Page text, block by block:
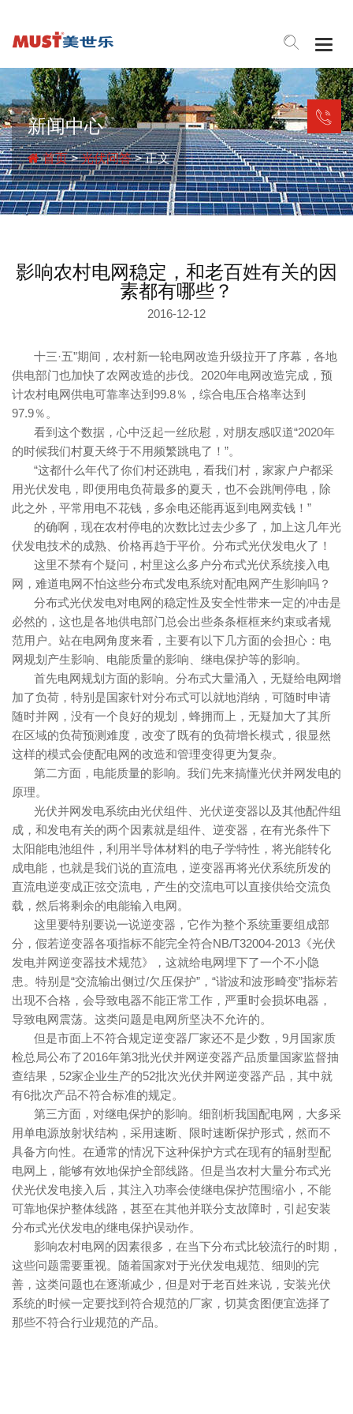
新闻中心
首页>光伏问答> 正文
影响农村电网稳定，和老百姓有关的因
素都有哪些？
2016-12-12
十三·五”期间，农村新一轮电网改造升级拉开了序幕，各地
供电部门也加快了农网改造的步伐。2020年电网改造完成，预
计农村电网供电可靠率达到99.8％，综合电压合格率达到
97.9％。
看到这个数据，心中泛起一丝欣慰，对朋友感叹道“2020年
的时候我们村夏天终于不用频繁跳电了！”。
“这都什么年代了你们村还跳电，看我们村，家家户户都采
用光伏发电，即便用电负荷最多的夏天，也不会跳闸停电，除
此之外，平常用电不花钱，多余电还能再返到电网卖钱！”
的确啊，现在农村停电的次数比过去少多了，加上这几年光
伏发电技术的成熟、价格再趋于平价。分布式光伏发电火了！
这里不禁有个疑问，村里这么多户分布式光伏系统接入电
网，难道电网不怕这些分布式发电系统对配电网产生影响吗？
分布式光伏发电对电网的稳定性及安全性带来一定的冲击是
必然的，这也是各地供电部门总会出些条条框框来约束或者规
范用户。站在电网角度来看，主要有以下几方面的会担心：电
网规划产生影响、电能质量的影响、继电保护等的影响。
首先电网规划方面的影响。分布式大量涌入，无疑给电网增
加了负荷，特别是国家针对分布式可以就地消纳，可随时申请
随时并网，没有一个良好的规划，蜂拥而上，无疑加大了其所
在区域的负荷预测难度，改变了既有的负荷增长模式，很显然
这样的模式会使配电网的改造和管理变得更为复杂。
第二方面，电能质量的影响。我们先来搞懂光伏并网发电的
原理。
光伏并网发电系统由光伏组件、光伏逆变器以及其他配件组
成，和发电有关的两个因素就是组件、逆变器，在有光条件下
太阳能电池组件，利用半导体材料的电子学特性，将光能转化
成电能，也就是我们说的直流电，逆变器再将光伏系统所发的
直流电逆变成正弦交流电，产生的交流电可以直接供给交流负
载，然后将剩余的电能输入电网。
这里要特别要说一说逆变器，它作为整个系统重要组成部
分，假若逆变器各项指标不能完全符合NB/T32004-2013《光伏
发电并网逆变器技术规范》，这就给电网埋下了一个不小隐
患。特别是“交流输出侧过/欠压保护”，“谐波和波形畸变”指标若
出现不合格，会导致电器不能正常工作，严重时会损坏电器，
导致电网震荡。这类问题是电网所坚决不允许的。
但是市面上不符合规定逆变器厂家还不是少数，9月国家质
检总局公布了2016年第3批光伏并网逆变器产品质量国家监督抽
查结果，52家企业生产的52批次光伏并网逆变器产品，其中就
有6批次产品不符合标准的规定。
第三方面，对继电保护的影响。细剖析我国配电网，大多采
用单电源放射状结构，采用速断、限时速断保护形式，然而不
具备方向性。在通常的情况下这种保护方式在现有的辐射型配
电网上，能够有效地保护全部线路。但是当农村大量分布式光
伏光伏发电接入后，其注入功率会使继电保护范围缩小，不能
可靠地保护整体线路，甚至在其他并联分支故障时，引起安装
分布式光伏发电的继电保护误动作。
影响农村电网的因素很多，在当下分布式比较流行的时期，
这些问题需要重视。随着国家对于光伏发电规范、细则的完
善，这类问题也在逐渐减少，但是对于老百姓来说，安装光伏
系统的时候一定要找到符合规范的厂家，切莫贪图便宜选择了
那些不符合行业规范的产品。